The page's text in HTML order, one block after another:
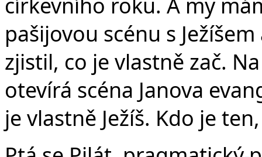
pašijovou scénu s
zjistil, co je vlastně zač.
otevírá scéna Janova
je vlastně Ježíš. Kdo je